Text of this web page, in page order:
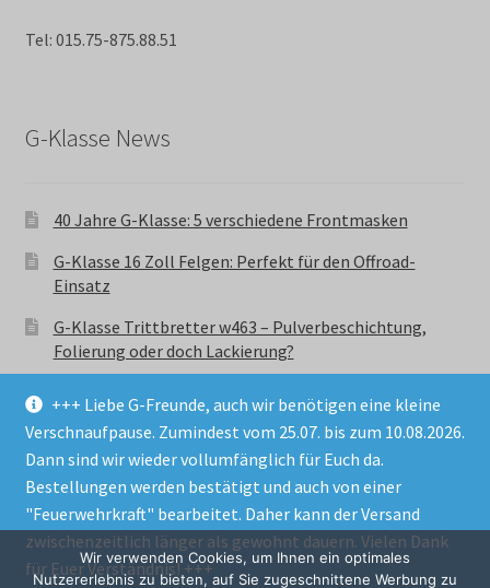
+++ Liebe G-Freunde, auch wir benötigen eine kleine
Verschnaufpause. Zumindest vom 25.07. bis zum 10.08.2026.
Dann sind wir wieder vollumfänglich für Euch da.
Bestellungen werden bestätigt und auch von einer
"Feuerwehrkraft" bearbeitet. Daher kann der Versand
zwischenzeitlich länger als gewohnt dauern. Vielen Dank
für Euer Verständnis! +++
Tel: 015.75-875.88.51
G-Klasse News
40 Jahre G-Klasse: 5 verschiedene Frontmasken
G-Klasse 16 Zoll Felgen: Perfekt für den Offroad-
Einsatz
G-Klasse Trittbretter w463 – Pulverbeschichtung,
Folierung oder doch Lackierung?
© GParts24 - G-Klasse w463 Trittbretter, Felgen,
Ersatzteile & Zubebehör.
Datenschutzerklärung
Wir verwenden Cookies, um Ihnen ein optimales
Nutzererlebnis zu bieten, auf Sie zugeschnittene Werbung zu